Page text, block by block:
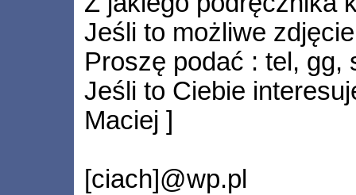
Jeśli to możliwe
Proszę podać : tel, gg,
Jeśli to Ciebie
Maciej ]
[ciach]@wp.pl